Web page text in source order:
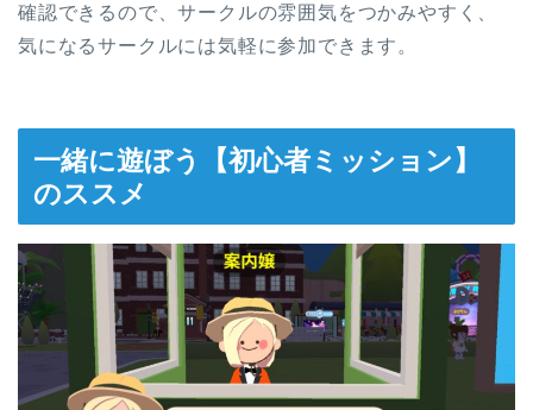
確認できるので、サークルの雰囲気をつかみやすく、
気になるサークルには気軽に参加できます。
一緒に遊ぼう【初心者ミッション】
のススメ